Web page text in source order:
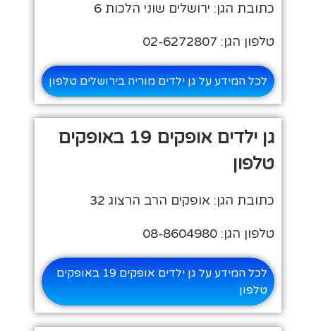
כתובת הגן: ירושלים שוני הלכות 6
טלפון הגן: 02-6272807
לכל המידע על גן ילדים מוריה בירושלים טלפון
גן ילדים אופקים 19 באופקים
טלפון
כתובת הגן: אופקים הרב הרצוג 32
טלפון הגן: 08-8604980
לכל המידע על גן ילדים אופקים 19 באופקים
טלפון